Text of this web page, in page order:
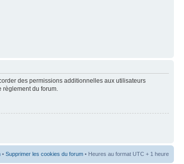
des permissions additionnelles aux utilisateurs
du forum.
• Supprimer les cookies du forum • Heures au format UTC + 1 heure